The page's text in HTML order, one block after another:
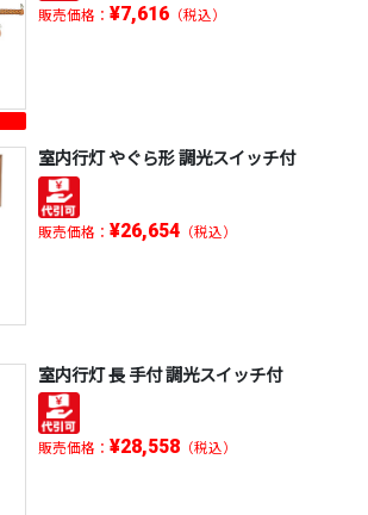
販売価格： ¥7,616（税込）
室内行灯 やぐら形 調光スイッチ付
販売価格： ¥26,654（税込）
室内行灯 長 手付 調光スイッチ付
販売価格： ¥28,558（税込）